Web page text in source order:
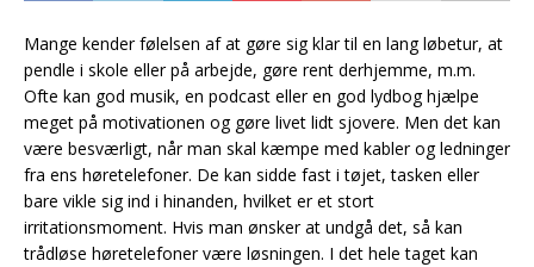
Mange kender følelsen af at gøre sig klar til en lang løbetur, at
pendle i skole eller på arbejde, gøre rent derhjemme, m.m.
Ofte kan god musik, en podcast eller en god lydbog hjælpe
meget på motivationen og gøre livet lidt sjovere. Men det kan
være besværligt, når man skal kæmpe med kabler og ledninger
fra ens høretelefoner. De kan sidde fast i tøjet, tasken eller
bare vikle sig ind i hinanden, hvilket er et stort
irritationsmoment. Hvis man ønsker at undgå det, så kan
trådløse høretelefoner være løsningen. I det hele taget kan